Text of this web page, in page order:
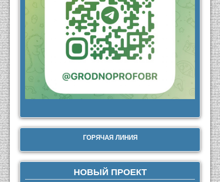
ГОРЯЧАЯ ЛИНИЯ
НОВЫЙ ПРОЕКТ